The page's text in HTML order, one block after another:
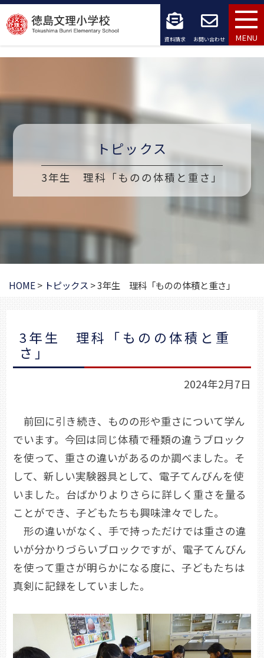
コ
ン
テ
ツ
キ
プ
資料請求 お問い合わせ MENU
トピックス
3年生 理科「ものの体積と重さ」
HOME> トピックス >3年生 理科「ものの体積と重さ」
3年生 理科「ものの体積と重
さ」
2024年2月7日
前回に引き続き、ものの形や重さについて学ん
でいます。今回は同じ体積で種類の違うブロック
を使って、重さの違いがあるのか調べました。そ
して、新しい実験器具として、電子てんびんを使
いました。台ばかりよりさらに詳しく重さを量る
ことができ、子どもたちも興味津々でした。
形の違いがなく、手で持っただけでは重さの違
いが分かりづらいブロックですが、電子てんびん
を使って重さが明らかになる度に、子どもたちは
真剣に記録をしていました。